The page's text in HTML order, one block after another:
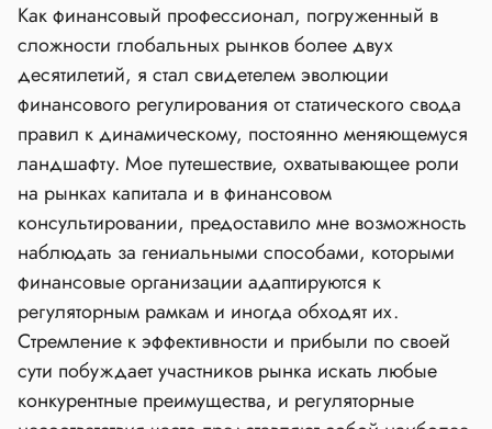
Как финансовый профессионал, погруженный в
сложности глобальных рынков более двух
десятилетий, я стал свидетелем эволюции
финансового регулирования от статического свода
правил к динамическому, постоянно меняющемуся
ландшафту. Мое путешествие, охватывающее роли
на рынках капитала и в финансовом
консультировании, предоставило мне возможность
наблюдать за гениальными способами, которыми
финансовые организации адаптируются к
регуляторным рамкам и иногда обходят их.
Стремление к эффективности и прибыли по своей
сути побуждает участников рынка искать любые
конкурентные преимущества, и регуляторные